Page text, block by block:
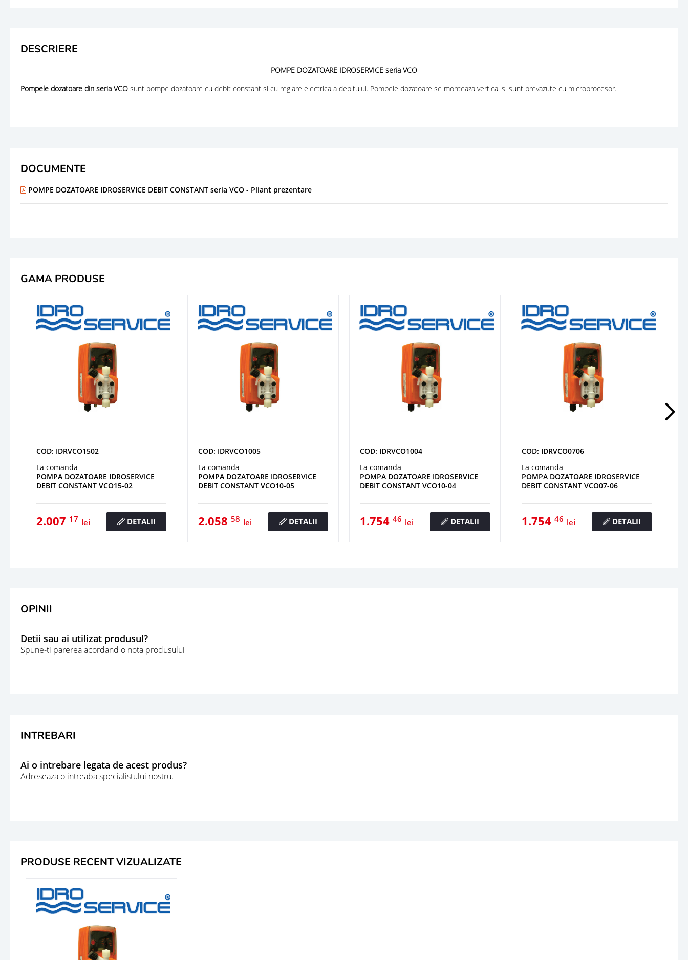
DESCRIERE
POMPE DOZATOARE IDROSERVICE seria VCO
Pompele dozatoare din seria VCO sunt pompe dozatoare cu debit constant si cu reglare electrica a debitului. Pompele dozatoare se monteaza vertical si sunt prevazute cu microprocesor.
DOCUMENTE
POMPE DOZATOARE IDROSERVICE DEBIT CONSTANT seria VCO - Pliant prezentare
GAMA PRODUSE
COD: IDRVCO1502
La comanda
POMPA DOZATOARE IDROSERVICE
DEBIT CONSTANT VCO15-02
2.007 17 lei DETALII
COD: IDRVCO1005
La comanda
POMPA DOZATOARE IDROSERVICE
DEBIT CONSTANT VCO10-05
2.058 58 lei DETALII
COD: IDRVCO1004
La comanda
POMPA DOZATOARE IDROSERVICE
DEBIT CONSTANT VCO10-04
1.754 46 lei DETALII
COD: IDRVCO0706
La comanda
POMPA DOZATOARE IDROSERVICE
DEBIT CONSTANT VCO07-06
1.754 46 lei DETALII
OPINII
Detii sau ai utilizat produsul?
Spune-ti parerea acordand o nota produsului
INTREBARI
Ai o intrebare legata de acest produs?
Adreseaza o intreaba specialistului nostru.
PRODUSE RECENT VIZUALIZATE